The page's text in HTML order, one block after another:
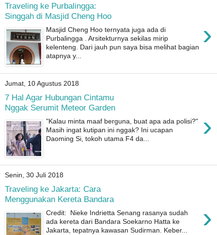
Traveling ke Purbalingga:
Singgah di Masjid Cheng Hoo
›
Masjid Cheng Hoo ternyata juga ada di
Purbalingga . Arsitekturnya sekilas mirip
kelenteng. Dari jauh pun saya bisa melihat bagian
atapnya y...
Jumat, 10 Agustus 2018
7 Hal Agar Hubungan Cintamu
Nggak Serumit Meteor Garden
›
"Kalau minta maaf berguna, buat apa ada polisi?"
Masih ingat kutipan ini nggak? Ini ucapan
Daoming Si, tokoh utama F4 da...
Senin, 30 Juli 2018
Traveling ke Jakarta: Cara
Menggunakan Kereta Bandara
›
Credit: Nieke Indrietta Senang rasanya sudah
ada kereta dari Bandara Soekarno Hatta ke
Jakarta, tepatnya kawasan Sudirman. Keber...